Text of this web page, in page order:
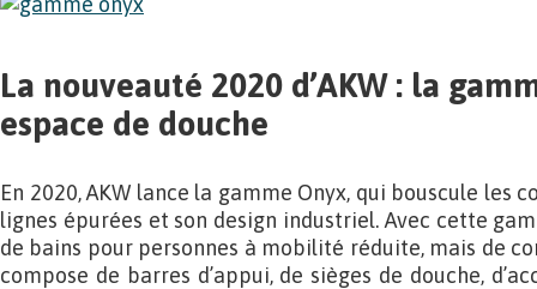
La nouveauté 2020 d’AKW : la
espace de douche
En 2020, AKW lance la gamme Onyx, qui bouscule les
lignes épurées et son design industriel. Avec cette
de bains pour personnes à mobilité réduite, mais de
compose de barres d’appui, de sièges de douche,